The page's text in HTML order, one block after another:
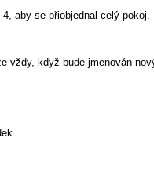
aby se přiobjednal celý pokoj.
vždy, když bude jmenován